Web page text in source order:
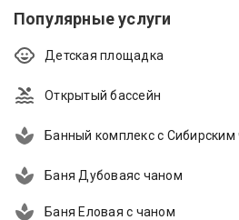
Популярные услуги
Детская площадка
Открытый бассейн
Банный комплекс с
Баня Дубоваяс чаном
Баня Еловая с чаном